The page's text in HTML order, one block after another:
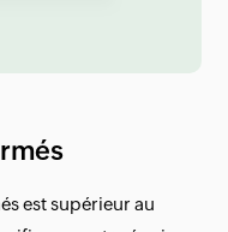
est supérieur au